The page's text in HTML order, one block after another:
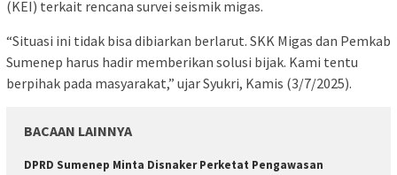
(KEI) terkait rencana survei seismik migas.
“Situasi ini tidak bisa dibiarkan berlarut. SKK Migas dan Pemkab
Sumenep harus hadir memberikan solusi bijak. Kami tentu
berpihak pada masyarakat,” ujar Syukri, Kamis (3/7/2025).
BACAAN LAINNYA
DPRD Sumenep Minta Disnaker Perketat Pengawasan